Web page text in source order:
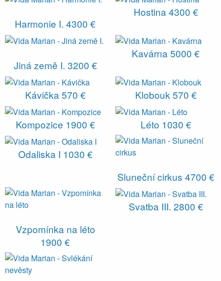
Harmonie I. 4300 €
Hostina 4300 €
Jiná země I. 3200 €
Kavárna 5000 €
Kávička 570 € Klobouk 570 €
Kompozice 1900 € Léto 1030 €
Odaliska I 1030 €
Sluneční cirkus 4700 €
Vzpomínka na léto
1900 €
Svatba III. 2800 €